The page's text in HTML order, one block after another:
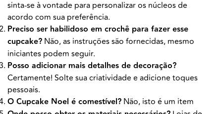
sinta-se à vontade para personalizar os núcleos de
acordo com sua preferência.
Preciso ser habilidoso em crochê para fazer esse
cupcake? Não, as instruções são fornecidas, mesmo
iniciantes podem seguir.
Posso adicionar mais detalhes de decoração?
Certamente! Solte sua criatividade e adicione toques
pessoais.
O Cupcake Noel é comestível? Não, isto é um item